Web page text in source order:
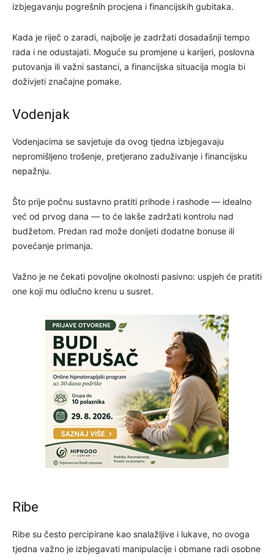
izbjegavanju pogrešnih procjena i financijskih gubitaka.
Kada je riječ o zaradi, najbolje je zadržati dosadašnji tempo
rada i ne odustajati. Moguće su promjene u karijeri, poslovna
putovanja ili važni sastanci, a financijska situacija mogla bi
doživjeti značajne pomake.
Vodenjak
Vodenjacima se savjetuje da ovog tjedna izbjegavaju
nepromišljeno trošenje, pretjerano zaduživanje i financijsku
nepažnju.
Što prije počnu sustavno pratiti prihode i rashode — idealno
već od prvog dana — to će lakše zadržati kontrolu nad
budžetom. Predan rad može donijeti dodatne bonuse ili
povećanje primanja.
Važno je ne čekati povoljne okolnosti pasivno: uspjeh će pratiti
one koji mu odlučno krenu u susret.
Ribe
Ribe su često percipirane kao snalažljive i lukave, no ovoga
tjedna važno je izbjegavati manipulacije i obmane radi osobne